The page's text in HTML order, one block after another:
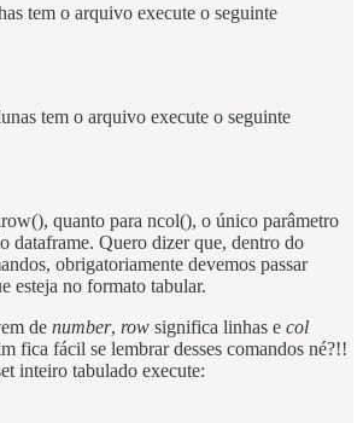
tem o arquivo execute o seguinte
tem o arquivo execute o seguinte
quanto para ncol(), o único parâmetro
dataframe. Quero dizer que, dentro do
obrigatoriamente devemos passar
esteja no formato tabular.
de number, row significa linhas e col
fica fácil se lembrar desses comandos né?!!
inteiro tabulado execute: